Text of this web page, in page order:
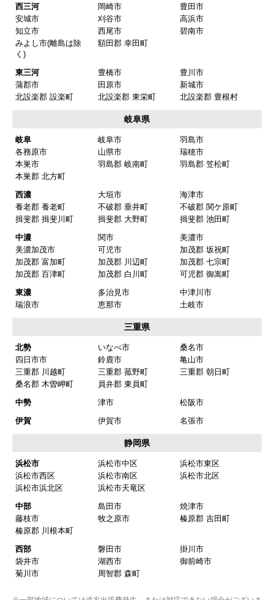
【注文商品】換気扇・レンジフー
【このショップを選んだ理由は？】
た
【注文からどのくらいで届きましたか？】
【その他感想・コメント】
マークレさん
2025年10月10日 21:04
欲しい商品をスムーズに注文できましたか？
ショップからの連絡や対応は適切でしたか？
予定の期日までに商品が届きましたか？
はい
商品の梱包は必要十分なものでしたか？
【注文商品】浄水器・整水器 【注文時
期】2025年07月頃（モバイルから）
【このショップを選んだ理由は？】
近隣で安く、評判が良かったため
【注文からどのくらいで届きましたか？】
取付工事の数日前に調整して届けてくれた
西三河
岡崎市
豊田市
安城市
刈谷市
高浜市
知立市
西尾市
碧南市
みよし市(離島は除
く)
額田郡 幸田町
東三河 豊橋市
豊川市
蒲郡市
田原市
新城市
北設楽郡 設楽町
北設楽郡 東栄町 北設楽郡 豊根村
岐阜県
岐阜 岐阜市
羽島市
各務原市
山県市
瑞穂市
本巣市
羽島郡 岐南町
羽島郡 笠松町
本巣郡 北方町
西濃
大垣市
海津市
養老郡 養老町
不破郡 垂井町
不破郡 関ケ原町
揖斐郡 揖斐川町
揖斐郡 大野町
揖斐郡 池田町
中濃
関市
美濃市
美濃加茂市
可児市
加茂郡 坂祝町
加茂郡 富加町
加茂郡 川辺町
加茂郡 七宗町
加茂郡 百津町
加茂郡 白川町
可児郡 御嵩町
東濃
多治見市
中津川市
瑞浪市
恵那市 土岐市
三重県
北勢 いなべ市
桑名市
四日市市
鈴鹿市
亀山市
三重郡 川越町
三重郡 菰野町
三重郡 朝日町
桑名郡 木曽岬町
員弁郡 東員町
中勢
津市
松阪市
伊賀
伊賀市 名張市
静岡県
浜松市 浜松市中区
浜松市東区
浜松市西区
浜松市南区
浜松市北区
浜松市浜北区
浜松市天竜区
中部
島田市
焼津市
藤枝市
牧之原市
榛原郡 吉田町
榛原郡 川根本町
西部
磐田市
掛川市
袋井市
湖西市
御前崎市
菊川市
周智郡 森町